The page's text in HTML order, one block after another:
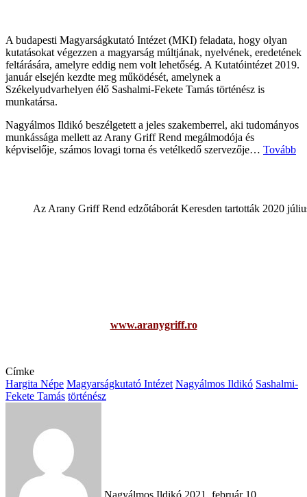
A budapesti Magyarságkutató Intézet (MKI) feladata, hogy olyan
kutatásokat végezzen a magyarság múltjának, nyelvének, eredetének
feltárására, amelyre eddig nem volt lehetőség. A Kutatóintézet 2019.
január elsején kezdte meg működését, amelynek a
Székelyudvarhelyen élő Sashalmi-Fekete Tamás történész is
munkatársa.
Nagyálmos Ildikó beszélgetett a jeles szakemberrel, aki tudományos
munkássága mellett az Arany Griff Rend megálmodója és
képviselője, számos lovagi torna és vetélkedő szervezője… Tovább
Az Arany Griff Rend edzőtáborát Keresden tartották 2020
www.aranygriff.ro
Címke
Hargita Népe Magyarságkutató Intézet Nagyálmos Ildikó Sashalmi-
Fekete Tamás történész
Nagyálmos Ildikó 2021. február 10.